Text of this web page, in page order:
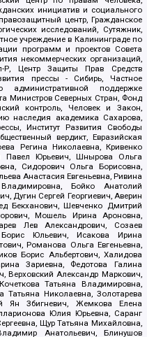
инициатив и социального
центр, Гражданское
исследований, Сутяжник,
учреждение в Калининграде по
программ и проектов Совета
некоммерческих организаций,
Р, Центр Защиты Прав Средств
прессы - Сибирь, Частное
административной поддержке
Министров Северных Стран, Фонд
контроль, Человек и Закон,
наследия академика Сахарова,
Институт Развития Свободы
вердикт, Евразийская
Регина Николаевна, Кривенко
Павел Юрьевич, Шнырова Ольга
Сидорович Ольга Борисовна,
Анастасия Евгеньевна, Ривина
Бойко Анатолий
Дугин Сергей Георгиевич, Аверин
Бекханович, Шевченко Дмитрий
Мошель Ирина Ароновна,
Лев Александрович, Созаев
Юльевич, Исакова Ирина
Романова Ольга Евгеньевна,
Борис Альбертович, Халидова
Зариевна, Федотова Галина
Верховский Александр Маркович,
Татьяна Владимировна,
Татьяна Николаевна, Золотарева
Ян Збигневич, Жемкова Елена
Юлия Юрьевна, Саранг
Щур Татьяна Михайловна,
Анатольевич, Блинушов